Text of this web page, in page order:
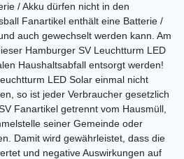
/ Akku dürfen nicht in den
Fanartikel enthält eine Batterie /
auch gewechselt werden kann. Am
Hamburger SV Leuchtturm LED
Haushaltsabfall entsorgt werden!
LED Solar einmal nicht
so ist jeder Verbraucher gesetzlich
Fanartikel getrennt vom Hausmüll,
seiner Gemeinde oder
Damit wird gewährleistet, dass die
und negative Auswirkungen auf